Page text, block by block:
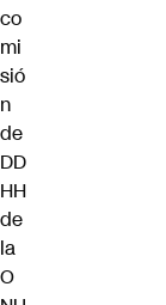
co
mi
sió
n
de
DD
HH
de
la
O